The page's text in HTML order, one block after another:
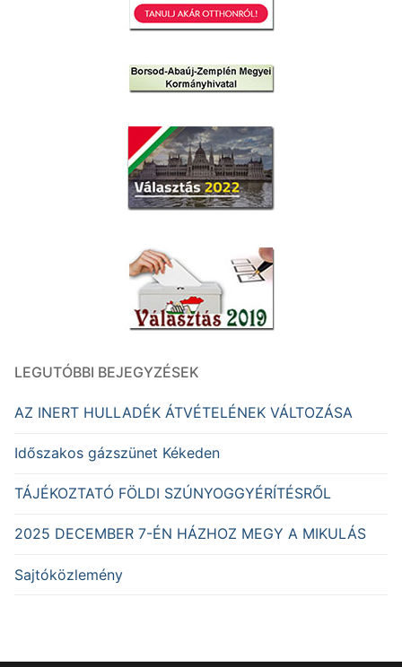
LEGUTÓBBI BEJEGYZÉSEK
AZ INERT HULLADÉK ÁTVÉTELÉNEK VÁLTOZÁSA
Időszakos gázszünet Kékeden
TÁJÉKOZTATÓ FÖLDI SZÚNYOGGYÉRÍTÉSRŐL
2025 DECEMBER 7-ÉN HÁZHOZ MEGY A MIKULÁS
Sajtóközlemény